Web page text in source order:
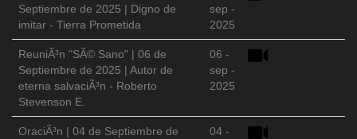
Septiembre de 2025 | Digno de
imitar - Tierra Prometida
sep -
2025
ReuniÃ³n "SÃ© Sano" | 06 de
Septiembre de 2025 | Autor de
eterna salvaciÃ³n - Roberto
Stevenson E.
06 -
sep -
2025
OraciÃ³n | 04 de Septiembre de
04 -